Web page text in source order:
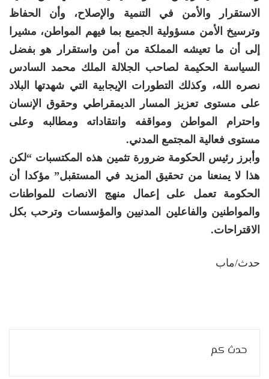
الاستقرار والأمن في التنمية والإصلاح، وأن الحفاظ
وترسيخ الأمن مسؤولية الجميع بما فيهم المواطن، مشيرا
إلى أن ما تعيشه المملكة من أمن واستقرار هو بفضل
السياسة الحكيمة لصاحب الجلالة الملك محمد السادس
نصره الله، وكذلك التطورات الإيجابية التي شهدتها البلاد
على مستوى تعزيز المسار الديمقراطي وحقوق الإنسان
واحترام المواطن ومواقفه وانتقاداته ومطالبه وعلى
مستوى فعالية المجتمع المدني.
وأبرز رئيس الحكومة ضرورة تثمين هذه المكتسبات “لكن
هذا لا يمنعنا من تحقيق المزيد في المستقبل” مؤكدا أن
الحكومة تعمل على إعمال منهج الانصات للمواطنات
والمواطنين والفاعلين المدنيين والمؤسسات وترحب بكل
الاقتراحات.
حدث/ماب
حدث كم